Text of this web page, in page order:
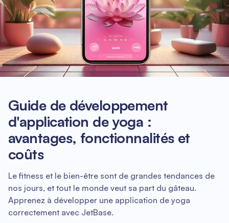
Guide de développement
d'application de yoga :
avantages, fonctionnalités et
coûts
Le fitness et le bien-être sont de grandes tendances de
nos jours, et tout le monde veut sa part du gâteau.
Apprenez à développer une application de yoga
correctement avec JetBase.